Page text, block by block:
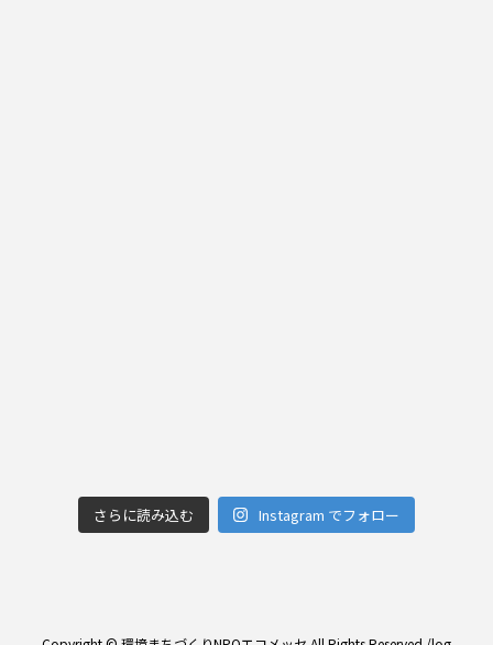
さらに読み込む Instagram でフォロー